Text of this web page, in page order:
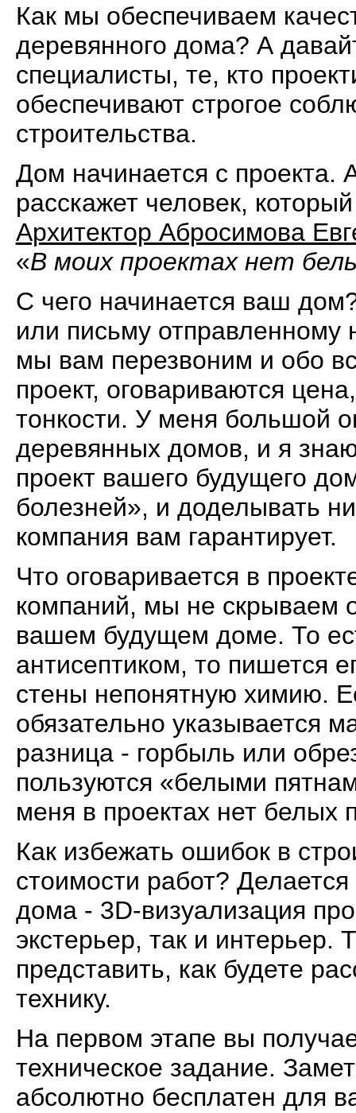
Как мы обеспечиваем
деревянного дома? А
специалисты, те, кто
обеспечивают строгое
строительства.
Дом начинается с проекта.
расскажет человек,
Архитектор Абросимова
«В моих проектах нет
С чего начинается ваш
или письму
мы вам перезвоним и обо
проект, оговариваются
тонкости. У меня большой
деревянных домов, и я
проект вашего будущего
болезней», и доделывать
компания вам гарантирует.
Что оговаривается в
компаний, мы не скрываем
вашем будущем доме. То
антисептиком, то пишется
стены непонятную химию.
обязательно указывается
разница - горбыль или
пользуются «белыми
меня в проектах нет белых
Как избежать ошибок в
стоимости работ?
дома - 3D-визуализация
экстерьер, так и интерьер.
представить, как будете
технику.
На первом этапе вы
техническое задание.
абсолютно бесплатен для